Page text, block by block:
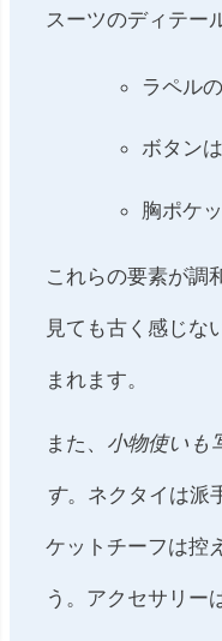
スーツのディテー
ラペル
ボタン
胸ポケ
これらの要素が調
見ても古く感じな
まれます。
また、 小物使いも
す。ネクタイは派
ケットチーフは控
う。アクセサリー